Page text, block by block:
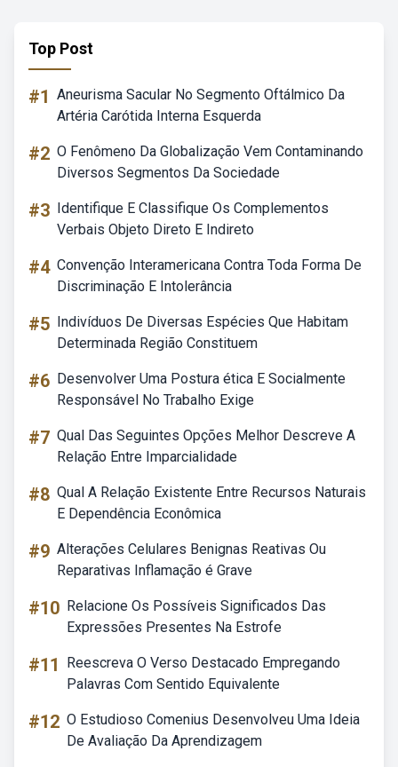
Top Post
#1 Aneurisma Sacular No Segmento Oftálmico Da
Artéria Carótida Interna Esquerda
#2 O Fenômeno Da Globalização Vem Contaminando
Diversos Segmentos Da Sociedade
#3 Identifique E Classifique Os Complementos
Verbais Objeto Direto E Indireto
#4 Convenção Interamericana Contra Toda Forma De
Discriminação E Intolerância
#5 Indivíduos De Diversas Espécies Que Habitam
Determinada Região Constituem
#6 Desenvolver Uma Postura ética E Socialmente
Responsável No Trabalho Exige
#7 Qual Das Seguintes Opções Melhor Descreve A
Relação Entre Imparcialidade
#8 Qual A Relação Existente Entre Recursos Naturais
E Dependência Econômica
#9 Alterações Celulares Benignas Reativas Ou
Reparativas Inflamação é Grave
#10 Relacione Os Possíveis Significados Das
Expressões Presentes Na Estrofe
#11
Reescreva O Verso Destacado Empregando
Palavras Com Sentido Equivalente
#12 O Estudioso Comenius Desenvolveu Uma Ideia
De Avaliação Da Aprendizagem